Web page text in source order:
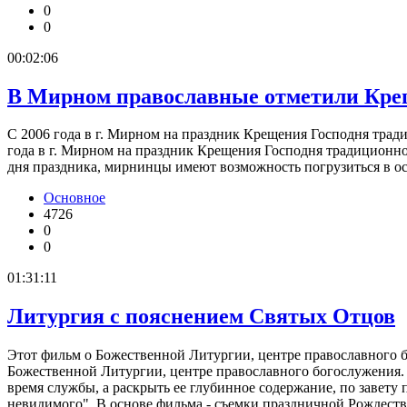
0
0
00:02:06
В Мирном православные отметили
С 2006 года в г. Мирном на праздник Крещения Господня
года в г. Мирном на праздник Крещения Господня
дня праздника, мирнинцы имеют возможность погрузиться
Основное
4726
0
0
01:31:11
Литургия с пояснением Святых Отцов
Этот фильм о Божественной Литургии, центре православного
Божественной Литургии, центре православного
время службы, а раскрыть ее глубинное содержание, по